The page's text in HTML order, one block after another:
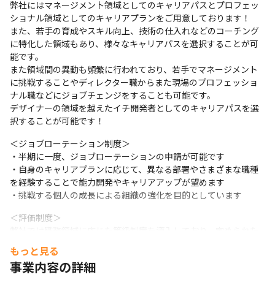
弊社にはマネージメン卜領域としてのキャリアパスとプロフェッ
ショナル領域としてのキャリアプランをご用意しております！
また、若手の育成やスキル向上、技術の仕入れなどのコーチング
に特化した領域もあり、様々なキャリアパスを選択することが可
能です。
また領域間の異動も頻繁に行われており、若手でマネージメント
に挑戦することやディレクター職からまた現場のプロフェッショ
ナル職などにジョブチェンジをすることも可能です。
デザイナーの領域を越えたイチ開発者としてのキャリアパスを選
択することが可能です！
＜ジョブローテーション制度＞
・半期に一度、ジョブローテーションの申請が可能です
・自身のキャリアプランに応じて、異なる部署やさまざまな職種
を経験することで能力開発やキャリアアップが望めます
・挑戦する個人の成長による組織の強化を目的としています
＜評価制度＞
評価だけでなく、360°評価として他者評価なども導入していま
す。
もっと見る
事業内容の詳細